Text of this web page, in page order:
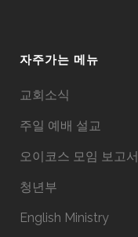
자주가는 메뉴
교회소식
주일 예배 설교
오이코스 모임 보고서
청년부
English Ministry